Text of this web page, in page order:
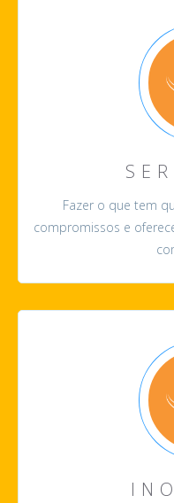
Fazer o que tem
compromissos e